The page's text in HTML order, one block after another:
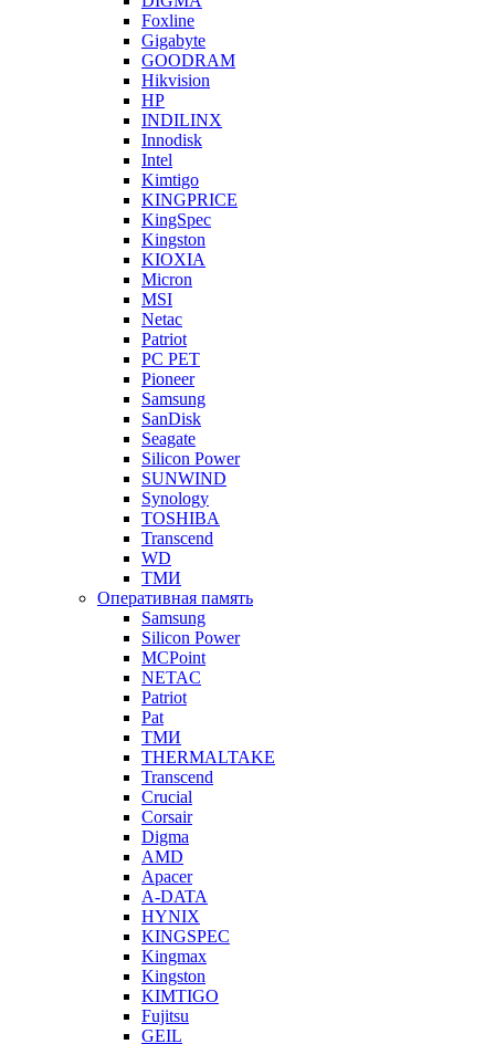
Foxline
Gigabyte
GOODRAM
Hikvision
HP
INDILINX
Innodisk
Intel
Kimtigo
KINGPRICE
KingSpec
Kingston
KIOXIA
Micron
MSI
Netac
Patriot
PC PET
Pioneer
Samsung
SanDisk
Seagate
Silicon Power
SUNWIND
Synology
TOSHIBA
Transcend
WD
ТМИ
Оперативная память
Samsung
Silicon Power
MCPoint
NETAC
Patriot
Pat
ТМИ
THERMALTAKE
Transcend
Crucial
Corsair
Digma
AMD
Apacer
A-DATA
HYNIX
KINGSPEC
Kingmax
Kingston
KIMTIGO
Fujitsu
GEIL